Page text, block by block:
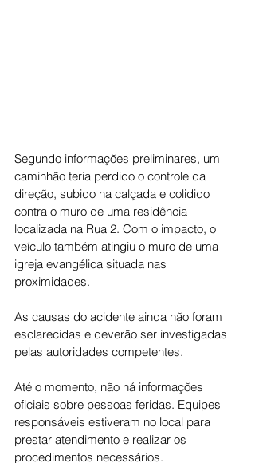
Segundo informações preliminares, um
caminhão teria perdido o controle da
direção, subido na calçada e colidido
contra o muro de uma residência
localizada na Rua 2. Com o impacto, o
veículo também atingiu o muro de uma
igreja evangélica situada nas
proximidades.
As causas do acidente ainda não foram
esclarecidas e deverão ser investigadas
pelas autoridades competentes.
Até o momento, não há informações
oficiais sobre pessoas feridas. Equipes
responsáveis estiveram no local para
prestar atendimento e realizar os
procedimentos necessários.